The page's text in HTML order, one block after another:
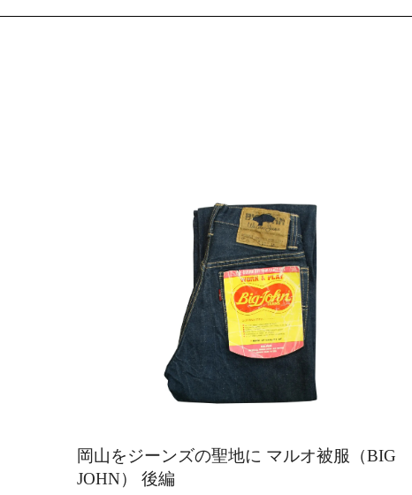
岡山をジーンズの聖地に マルオ被服（BIG
JOHN） 後編